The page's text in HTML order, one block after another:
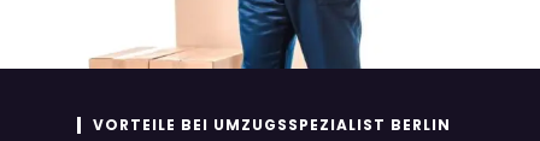
VORTEILE BEI UMZUGSSPEZIALIST BERLIN